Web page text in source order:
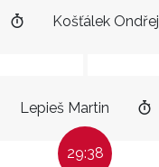
Košťálek Ondřej
Lepieš Martin
29:38